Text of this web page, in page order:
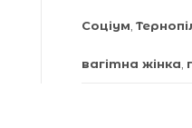
Соціум,
вагітна жінка,